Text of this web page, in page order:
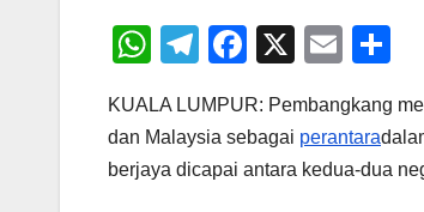
W
at
s
T
e
gr
F
c
e
X
E
ail ar
e
KUALA LUMPUR: Pembangkang
dan Malaysia sebagai perantara
berjaya dicapai antara kedua-dua